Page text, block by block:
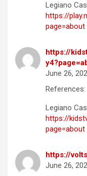
Legiano
https://
page=about
https://
June 26,
References:
Legiano
https://
page=about
https://
June 26,